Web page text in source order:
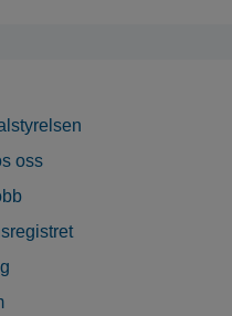
oss